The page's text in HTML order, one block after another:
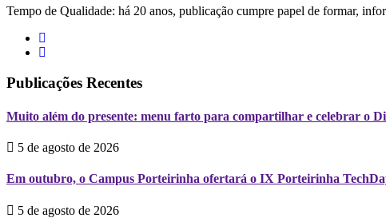
Tempo de Qualidade: há 20 anos, publicação cumpre papel de formar,
Publicações Recentes
Muito além do presente: menu farto para compartilhar e celebrar o
5 de agosto de 2026
Em outubro, o Campus Porteirinha ofertará o IX Porteirinha
5 de agosto de 2026